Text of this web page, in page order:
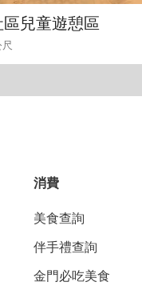
兒童遊憩區
消費
美食查詢
伴手禮查詢
金門必吃美食